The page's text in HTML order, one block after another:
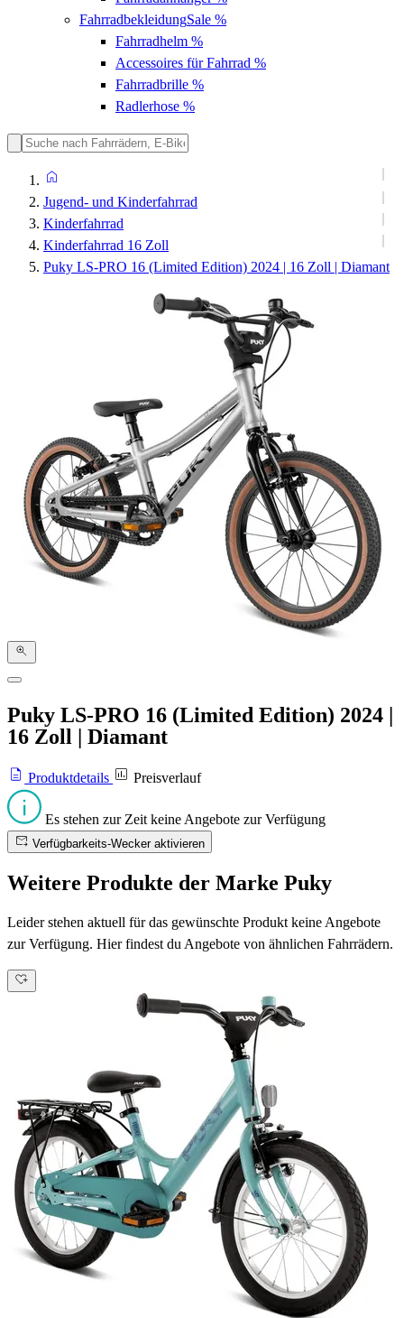
FahrradbekleidungSale %
Fahrradhelm %
Accessoires für Fahrrad %
Fahrradbrille %
Radlerhose %
Jugend- und Kinderfahrrad
Kinderfahrrad
Kinderfahrrad 16 Zoll
Puky LS-PRO 16 (Limited Edition) 2024 | 16 Zoll | Diamant
Puky LS-PRO 16 (Limited Edition) 2024 |
16 Zoll | Diamant
Produktdetails Preisverlauf
Es stehen zur Zeit keine Angebote zur Verfügung
Verfügbarkeits-Wecker aktivieren
Weitere Produkte der Marke Puky
Leider stehen aktuell für das gewünschte Produkt keine Angebote
zur Verfügung. Hier findest du Angebote von ähnlichen Fahrrädern.